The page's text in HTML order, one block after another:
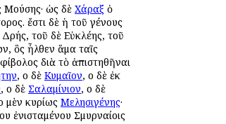
Μούσης· ὡς δὲ Χάραξ ὁ
ἔστι δὲ ἡ τοῦ γένους
Δρής, τοῦ δὲ Εὐκλέης, τοῦ
ὃς ἦλθεν ἅμα ταῖς
διὰ τὸ ἀπιστηθῆναι
, οἱ δὲ Κυμαῖον, οἱ δὲ ἐκ
, οἱ δὲ Σαλαμίνιον, οἱ δὲ
μὲν κυρίως Μελησιγένης·
ἐνισταμένου Σμυρναίοις